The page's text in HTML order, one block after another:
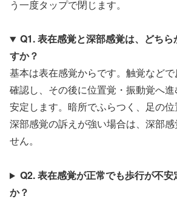
う一度タップで閉じます。
Q1. 表在感覚と深部感覚は、どち
すか？
基本は表在感覚からです。触覚など
確認し、その後に位置覚・振動覚へ
安定します。暗所でふらつく、足の
深部感覚の訴えが強い場合は、深部
せん。
Q2. 表在感覚が正常でも歩行が不
か？